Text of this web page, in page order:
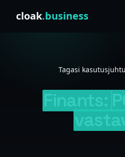
cloak.business
Tagasi